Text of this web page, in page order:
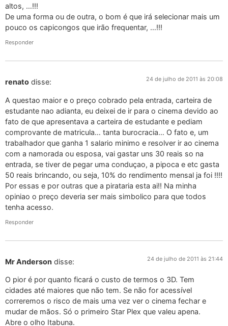
altos, …!!!
De uma forma ou de outra, o bom é que irá selecionar mais um
pouco os capicongos que irão frequentar, …!!!
Responder
renato disse: 24 de julho de 2011 às 20:08
A questao maior e o preço cobrado pela entrada, carteira de
estudante nao adianta, eu deixei de ir para o cinema devido ao
fato de que apresentava a carteira de estudante e pediam
comprovante de matricula… tanta burocracia… O fato e, um
trabalhador que ganha 1 salario minimo e resolver ir ao cinema
com a namorada ou esposa, vai gastar uns 30 reais so na
entrada, se tiver de pegar uma conduçao, a pipoca e etc gasta
50 reais brincando, ou seja, 10% do rendimento mensal ja foi !!!!
Por essas e por outras que a pirataria esta ai!! Na minha
opiniao o preço deveria ser mais simbolico para que todos
tenha acesso.
Responder
Mr Anderson disse: 24 de julho de 2011 às 21:44
O pior é por quanto ficará o custo de termos o 3D. Tem
cidades até maiores que não tem. Se não for acessível
correremos o risco de mais uma vez ver o cinema fechar e
mudar de mãos. Só o primeiro Star Plex que valeu apena.
Abre o olho Itabuna.